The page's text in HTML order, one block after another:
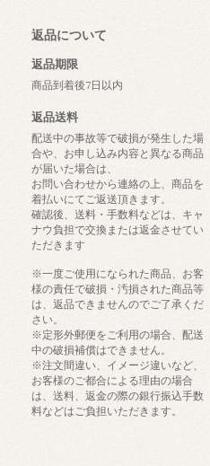
返品について
返品期限
商品到着後7日以内
返品送料
配送中の事故等で破損が発生した場
合や、お申し込み内容と異なる商品
が届いた場合は、
お問い合わせから連絡の上、商品を
着払いにてご返送頂きます。
確認後、送料・手数料などは、キャ
ナウ負担で交換または返金させてい
ただきます
※一度ご使用になられた商品、お客
様の責任で破損・汚損された商品等
は、返品できませんのでご了承くだ
さい。
※定形外郵便をご利用の場合、配送
中の破損補償はできません。
※注文間違い、イメージ違いなど、
お客様のご都合による理由の場合
は、送料、返金の際の銀行振込手数
料などはご負担いただきます。